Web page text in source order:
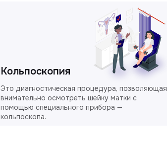
Кольпоскопия
Это диагностическая процедура, позволяющая
внимательно осмотреть шейку матки с
помощью специального прибора —
кольпоскопа.